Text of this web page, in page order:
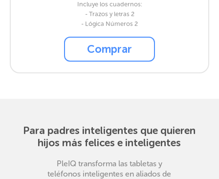
Incluye los cuadernos:
- Trazos y letras 2
- Lógica Números 2
Comprar
Para padres inteligentes que quieren
hijos más felices e inteligentes
PleIQ transforma las tabletas y
teléfonos inteligentes en aliados de